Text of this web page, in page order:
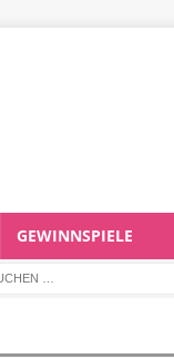
GEWINNSPIELE